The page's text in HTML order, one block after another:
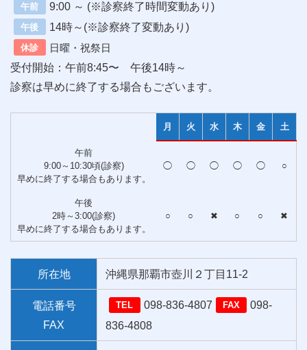
午前 9:00 ～ (※診察終了時間変動あり)
午後 14時～(※診察終了変動あり)
休診 日曜・祝祭日
受付開始：午前8:45〜 午後14時～
診察は早めに終了する場合もございます。
月 火 水 木 金 土
午前
9:00～10:30頃(診察)
早めに終了する場合もあります。
◯ ◯ ◯ ◯ ◯ ○
午後
2時～3:00(診察)
早めに終了する場合もあります。
○ ○ ✖ ○ ○ ✖
所在地 沖縄県那覇市壺川２丁目11-2
電話番号
FAX
TEL 098-836-4807 FAX
098-
836-4808